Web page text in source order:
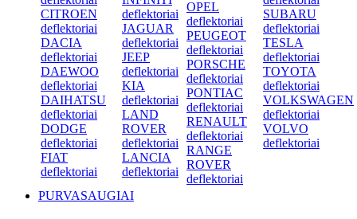
CITROEN
deflektoriai
DACIA
deflektoriai
DAEWOO
deflektoriai
DAIHATSU
deflektoriai
DODGE
deflektoriai
FIAT
deflektoriai
deflektoriai
JAGUAR
deflektoriai
JEEP
deflektoriai
KIA
deflektoriai
LAND
ROVER
deflektoriai
LANCIA
deflektoriai
OPEL
deflektoriai
PEUGEOT
deflektoriai
PORSCHE
deflektoriai
PONTIAC
deflektoriai
RENAULT
deflektoriai
RANGE
ROVER
deflektoriai
SUBARU
deflektoriai
TESLA
deflektoriai
TOYOTA
deflektoriai
VOLKSWAGEN
deflektoriai
VOLVO
deflektoriai
PURVASAUGIAI